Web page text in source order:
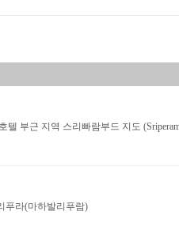
텔 부근 지역 스리빠람부드 지도
푸라(마하발리푸람)